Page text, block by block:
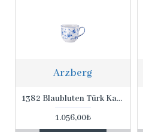
Arzberg
1382 Blaubluten Türk Kahvesi Fincanı
1.056,00₺